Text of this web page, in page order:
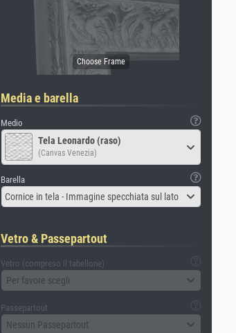
Media e barella
Medio
Tela Leonardo (raso)
(Canvas Venezia)
Barella
Cornice in tela - Immagine specchiata sul lato
Vetro & Passepartout
Vetro (compreso il tabellone)
Per favore scegli
Passepartout
Nessun Passepartout